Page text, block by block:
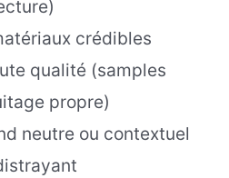
crédibles
qualité (samples
propre)
neutre ou contextuel